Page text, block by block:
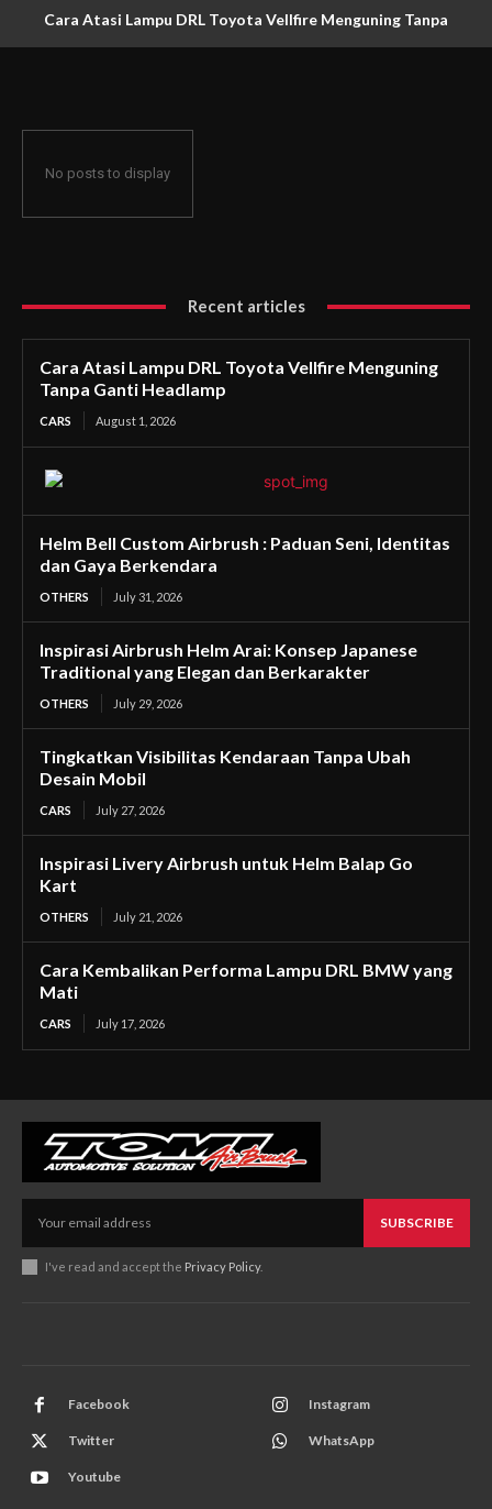
Cara Atasi Lampu DRL Toyota Vellfire Menguning Tanpa
No posts to display
Recent articles
Cara Atasi Lampu DRL Toyota Vellfire Menguning
Tanpa Ganti Headlamp
CARS August 1, 2026
Helm Bell Custom Airbrush : Paduan Seni, Identitas
dan Gaya Berkendara
OTHERS July 31, 2026
Inspirasi Airbrush Helm Arai: Konsep Japanese
Traditional yang Elegan dan Berkarakter
OTHERS July 29, 2026
Tingkatkan Visibilitas Kendaraan Tanpa Ubah
Desain Mobil
CARS July 27, 2026
Inspirasi Livery Airbrush untuk Helm Balap Go
Kart
OTHERS July 21, 2026
Cara Kembalikan Performa Lampu DRL BMW yang
Mati
CARS July 17, 2026
SUBSCRIBE
I've read and accept the Privacy Policy.
Facebook Instagram
Twitter WhatsApp
Youtube